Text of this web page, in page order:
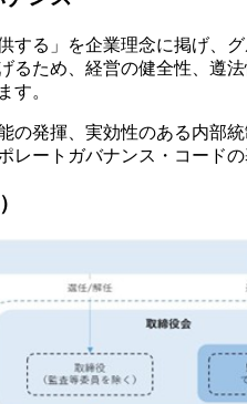
する」を企業理念に掲げ
ため、経営の健全性、遵
す。
の発揮、実効性のある内
ートガバナンス・コード